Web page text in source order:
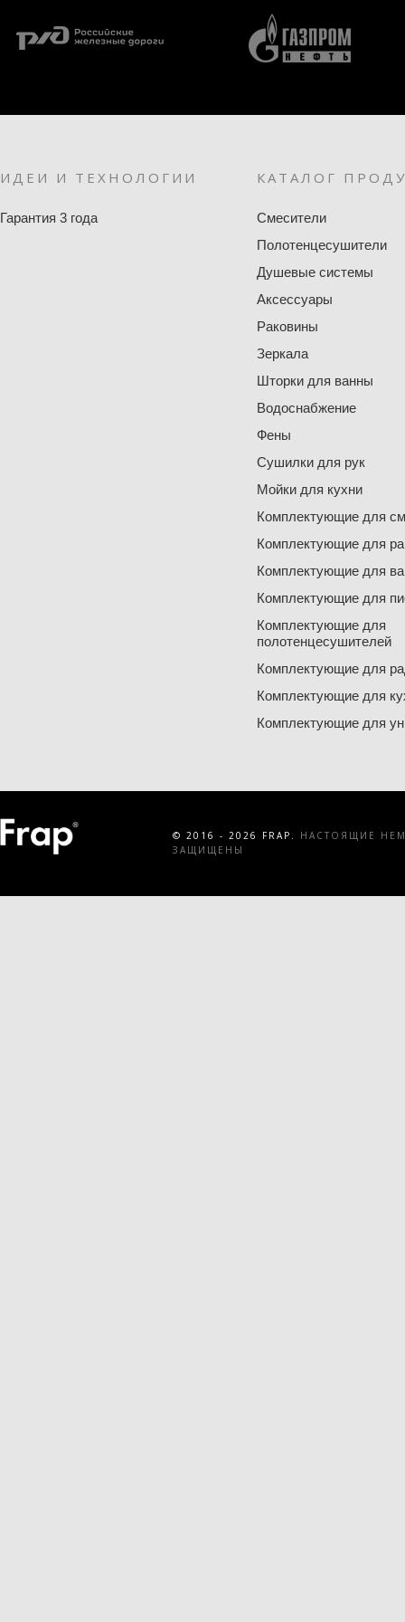
ИДЕИ И ТЕХНОЛОГИИ
Гарантия 3 года
КАТАЛОГ
Смесители
Полотенцесушители
Душевые системы
Аксессуары
Раковины
Зеркала
Шторки для ванны
Водоснабжение
Фены
Сушилки для рук
Мойки для кухни
Комплектующие для
Комплектующие для
Комплектующие для
Комплектующие для
Комплектующие для
полотенцесушителей
Комплектующие для
Комплектующие для
Комплектующие для
© 2016 - 2026 FRAP.
НАСТОЯЩИЕ
ЗАЩИЩЕНЫ